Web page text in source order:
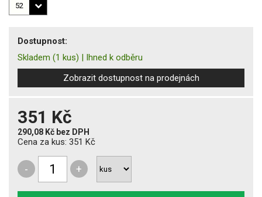
Dostupnost:
Skladem (1 kus) | Ihned k odběru
Zobrazit dostupnost na prodejnách
351 Kč
290,08 Kč bez DPH
Cena za kus: 351 Kč
- +